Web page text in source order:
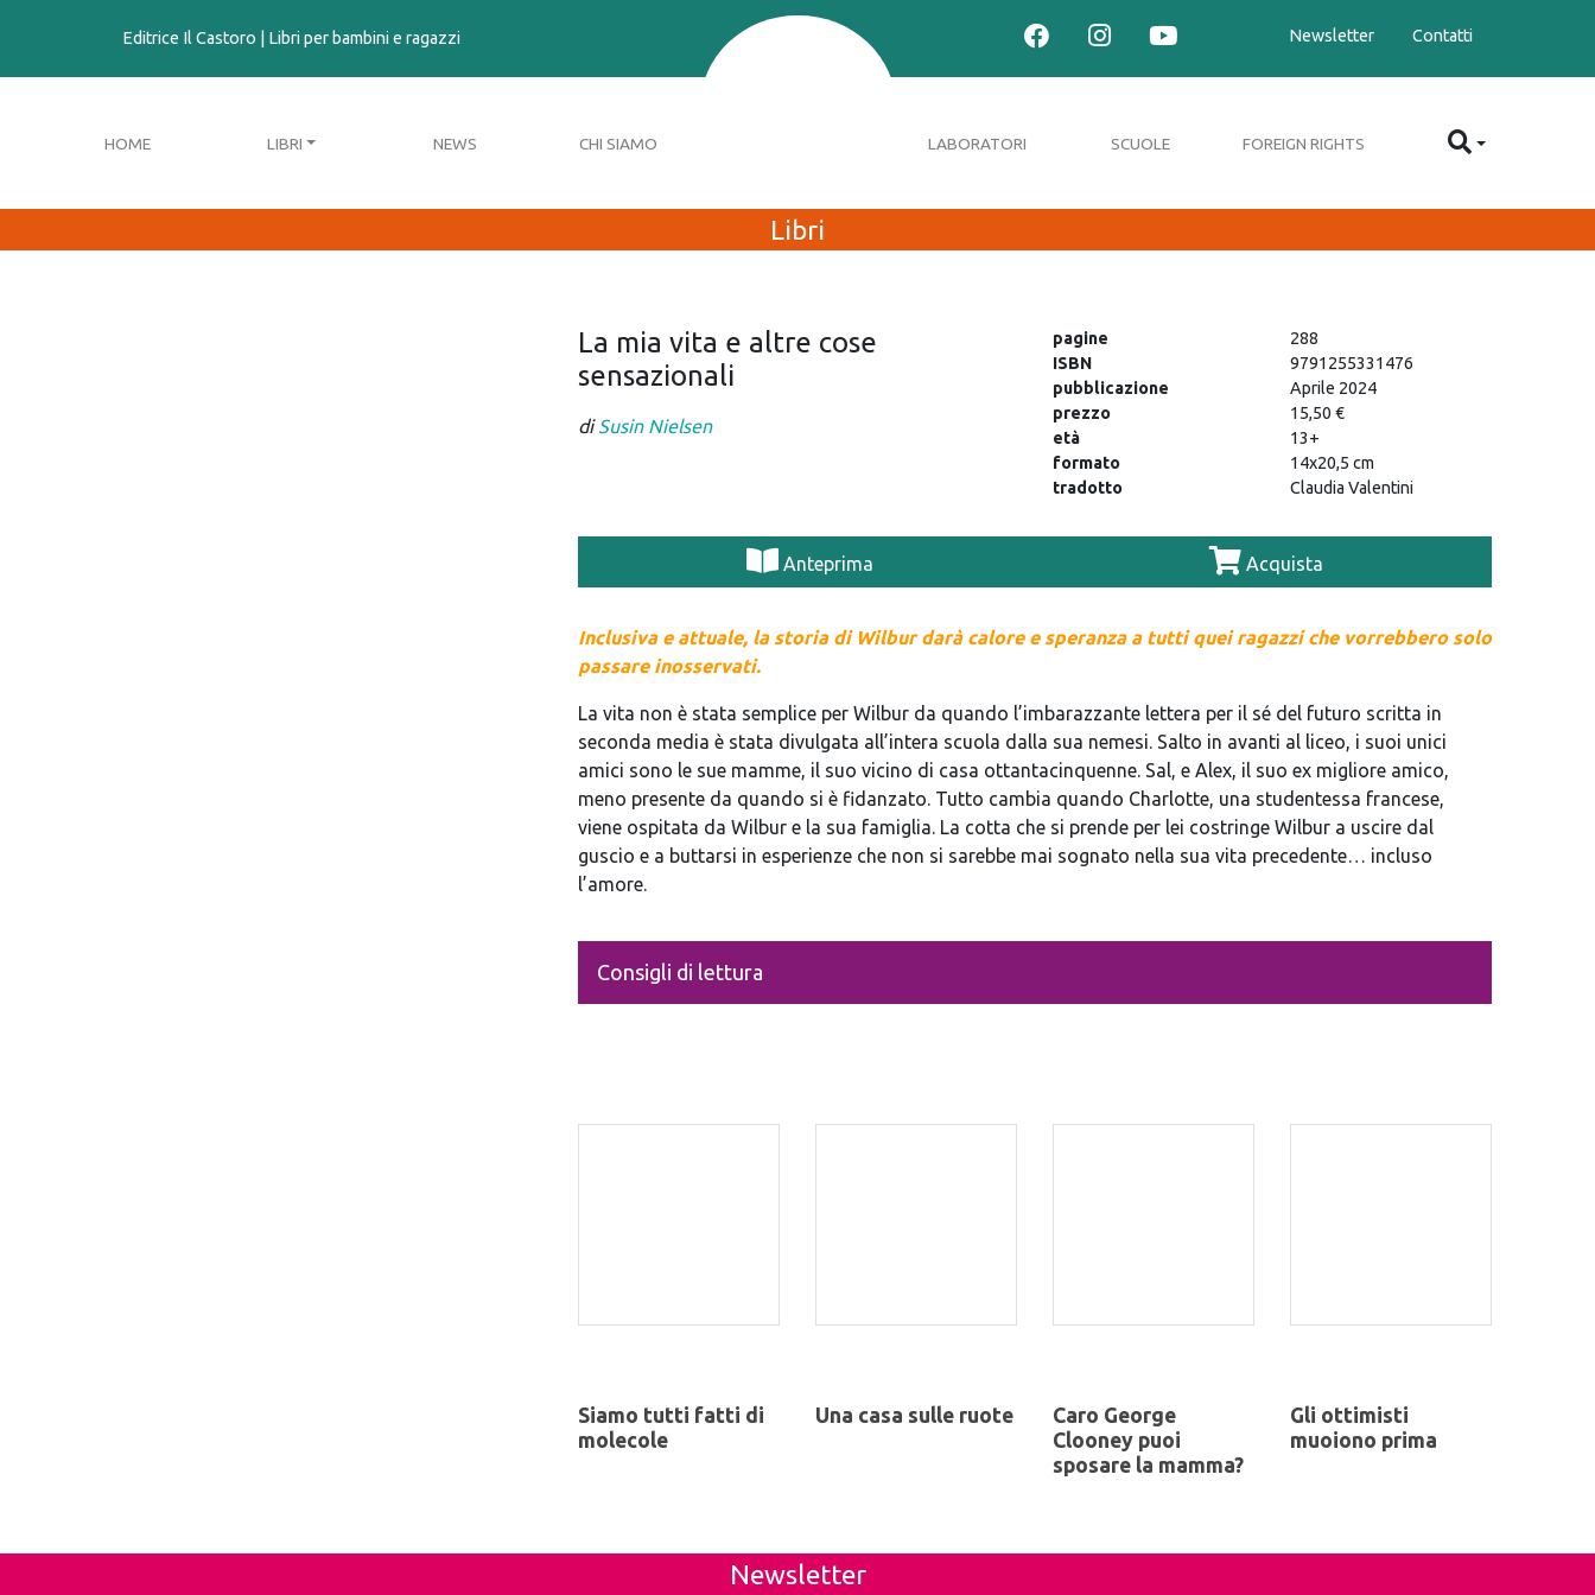
Editrice Il Castoro | Libri per bambini e ragazzi Newsletter Contatti
HOME LIBRI NEWS CHI SIAMO LABORATORI SCUOLE FOREIGN RIGHTS
Libri
La mia vita e altre cose
sensazionali
diSusin Nielsen
pagine
288
ISBN
9791255331476
pubblicazione
Aprile 2024
prezzo
15,50 €
età
13+
formato
14x20,5 cm
tradotto
Claudia Valentini
Anteprima Acquista
Inclusiva e attuale, la storia di Wilbur darà calore e speranza a tutti quei ragazzi che vorrebbero solo
passare inosservati.
La vita non è stata semplice per Wilbur da quando l’imbarazzante lettera per il sé del futuro scritta in
seconda media è stata divulgata all’intera scuola dalla sua nemesi. Salto in avanti al liceo, i suoi unici
amici sono le sue mamme, il suo vicino di casa ottantacinquenne. Sal, e Alex, il suo ex migliore amico,
meno presente da quando si è fidanzato. Tutto cambia quando Charlotte, una studentessa francese,
viene ospitata da Wilbur e la sua famiglia. La cotta che si prende per lei costringe Wilbur a uscire dal
guscio e a buttarsi in esperienze che non si sarebbe mai sognato nella sua vita precedente… incluso
l’amore.
Consigli di lettura
Siamo tutti fatti di
molecole
Una casa sulle ruote
Caro George
Clooney puoi
sposare la mamma?
Gli ottimisti
muoiono prima
Newsletter